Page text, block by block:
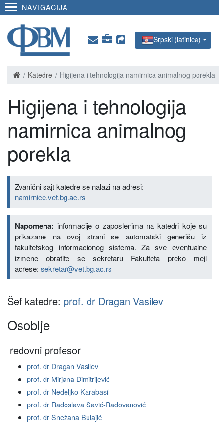
NAVIGACIJA
Srpski (latinica)
Katedre Higijena i tehnologija namirnica animalnog porekla
Higijena i tehnologija
namirnica animalnog
porekla
Zvanični sajt katedre se nalazi na adresi:
namirnice.vet.bg.ac.rs
Napomena: informacije o zaposlenima na katedri koje su
prikazane na ovoj strani se automatski generišu iz
fakultetskog informacionog sistema. Za sve eventualne
izmene obratite se sekretaru Fakulteta preko mejl
adrese: sekretar@vet.bg.ac.rs
Šef katedre: prof. dr Dragan Vasilev
Osoblje
redovni profesor
prof. dr Dragan Vasilev
prof. dr Mirjana Dimitrijević
prof. dr Neđeljko Karabasil
prof. dr Radoslava Savić-Radovanović
prof. dr Snežana Bulajić